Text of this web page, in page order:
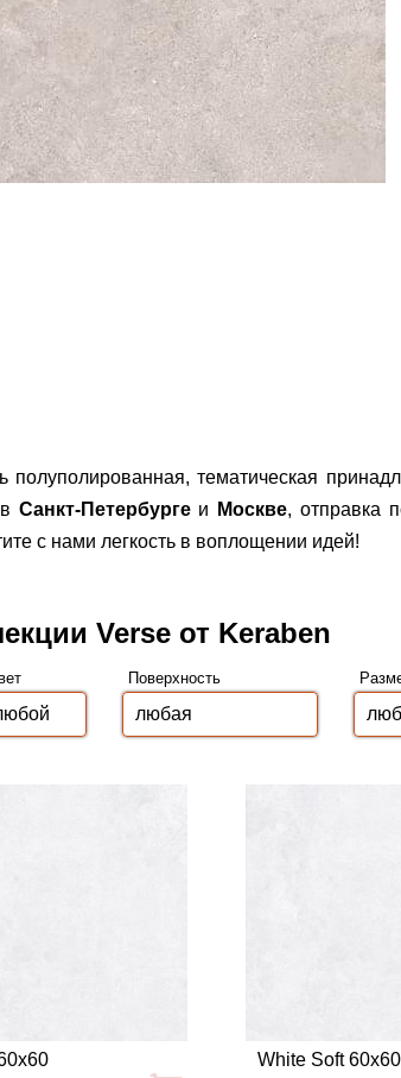
тематическая
Санкт-Петербургеи Москве, отправка
с нами легкость в воплощении идей!
Verse от Keraben
Поверхность
White Soft 60x60